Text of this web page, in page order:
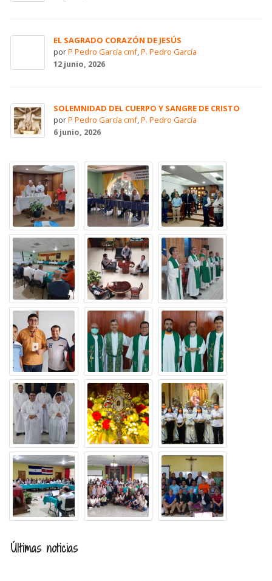
EL SAGRADO CORAZÓN DE JESÚS
porP Pedro García cmf,P. Pedro García
12 junio, 2026
SOLEMNIDAD DEL CUERPO Y SANGRE DE CRISTO
porP Pedro García cmf,P. Pedro García
6 junio, 2026
Últimas noticias